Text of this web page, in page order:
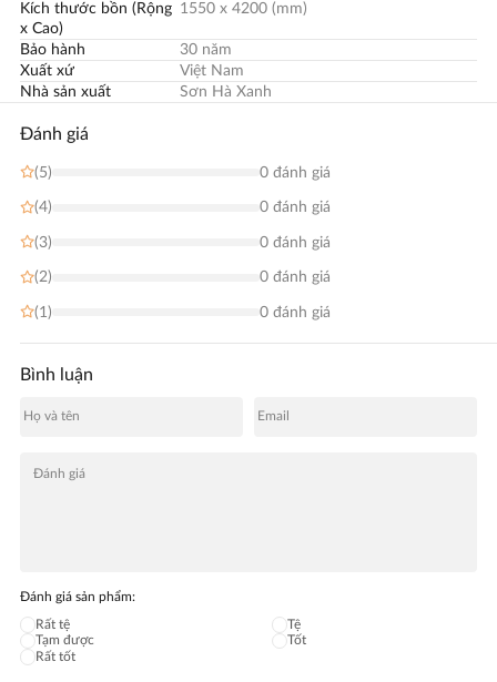
Kích thước bồn (Rộng
x Cao)
1550 x 4200 (mm)
Bảo hành
30 năm
Xuất xứ
Việt Nam
Nhà sản xuất
Sơn Hà Xanh
Đánh giá
(5) 0 đánh giá
(4) 0 đánh giá
(3) 0 đánh giá
(2) 0 đánh giá
(1) 0 đánh giá
Bình luận
Đánh giá sản phẩm:
Rất tệ
Tệ
Tạm được
Tốt
Rất tốt